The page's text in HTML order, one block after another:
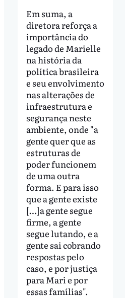
Em suma, a
diretora reforça a
importância do
legado de Marielle
na história da
política brasileira
e seu envolvimento
nas alterações de
infraestrutura e
segurança neste
ambiente, onde "a
gente quer que as
estruturas de
poder funcionem
de uma outra
forma. E para isso
que a gente existe
[…]a gente segue
firme, a gente
segue lutando, e a
gente sai cobrando
respostas pelo
caso, e por justiça
para Mari e por
essas famílias".